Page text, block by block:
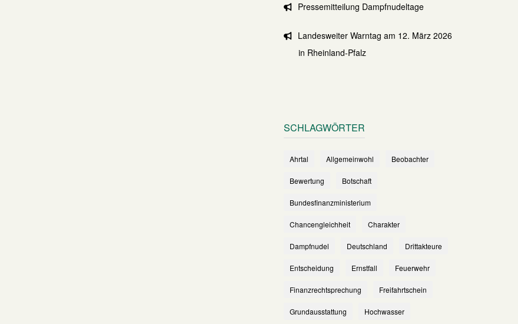
Pressemitteilung Dampfnudeltage
Landesweiter Warntag am 12. März 2026
in Rheinland-Pfalz
SCHLAGWÖRTER
Ahrtal Allgemeinwohl Beobachter
Bewertung Botschaft
Bundesfinanzministerium
Chancengleichheit Charakter
Dampfnudel Deutschland Drittakteure
Entscheidung Ernstfall Feuerwehr
Finanzrechtsprechung Freifahrtschein
Grundausstattung Hochwasser